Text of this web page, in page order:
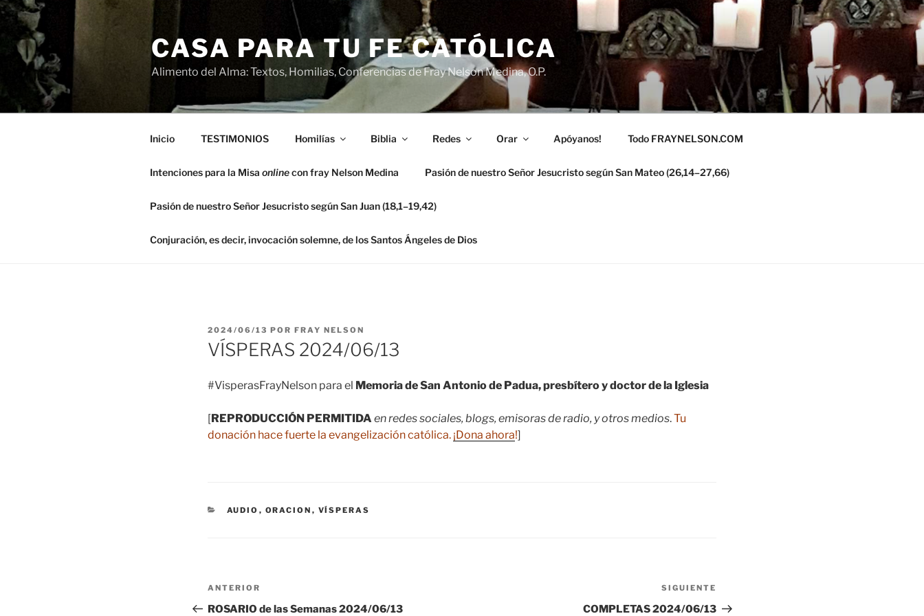
Saltar
contenido
CASA PARA TU FE CATÓLICA
Alimento del Alma: Textos, Homilias, Conferencias de Fray Nelson Medina, O.P.
Inicio TESTIMONIOS Homilías Biblia Redes Orar Apóyanos! Todo FRAYNELSON.COM
Intenciones para la Misa onlinecon fray Nelson Medina Pasión de nuestro Señor Jesucristo según San Mateo (26,14–27,66)
Pasión de nuestro Señor Jesucristo según San Juan (18,1–19,42)
Conjuración, es decir, invocación solemne, de los Santos Ángeles de Dios
PUBLICADO
EL
2024/06/13 POR FRAY NELSON
VÍSPERAS 2024/06/13
#VisperasFrayNelson para el Memoria de San Antonio de Padua, presbítero y doctor de la Iglesia
[REPRODUCCIÓN PERMITIDA en redes sociales, blogs, emisoras de radio, y otros medios.Tu
donación hace fuerte la evangelización católica. ¡Dona ahora!]
CATEGORÍAS
AUDIO , ORACION , VÍSPERAS
Navegación
de
Entrada
anterior:
ANTERIOR
ROSARIO de las Semanas 2024/06/13
entrada
SIGUIENTE
COMPLETAS 2024/06/13